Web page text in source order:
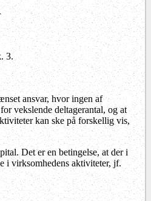
3.
ansvar, hvor ingen af
vekslende deltagerantal, og at
kan ske på forskellig vis,
Det er en betingelse, at der i
i virksomhedens aktiviteter, jf.